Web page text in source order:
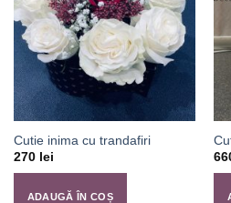
Cutie inima cu trandafiri
270 lei
ADAUGĂ ÎN COȘ